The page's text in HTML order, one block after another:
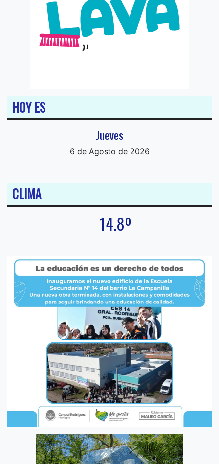
HOY ES
Jueves
6 de Agosto de 2026
CLIMA
14.8º